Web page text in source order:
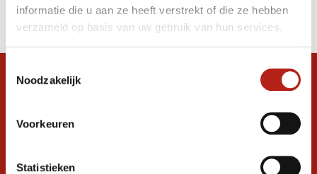
informatie die u aan ze heeft verstrekt of die ze hebben
verzameld op basis van uw gebruik van hun services.
Noodzakelijk
Voorkeuren
Statistieken
Filter
Sorteren op
Snel antwoord op je vraag?
graag verder. 24/7